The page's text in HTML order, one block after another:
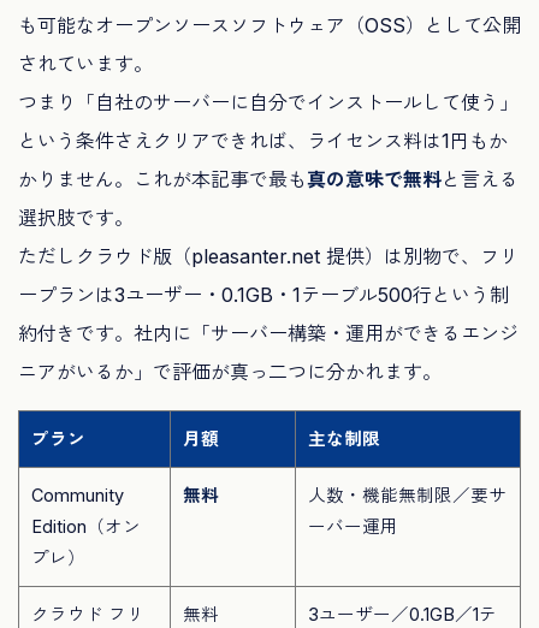
も可能なオープンソースソフトウェア（OSS）として公開
されています。
つまり「自社のサーバーに自分でインストールして使う」
という条件さえクリアできれば、ライセンス料は1円もか
かりません。これが本記事で最も真の意味で無料と言える
選択肢です。
ただしクラウド版（pleasanter.net 提供）は別物で、フリ
ープランは3ユーザー・0.1GB・1テーブル500行という制
約付きです。社内に「サーバー構築・運用ができるエンジ
ニアがいるか」で評価が真っ二つに分かれます。
プラン 月額 主な制限
Community
Edition（オン
プレ）
無料
人数・機能無制限／要サ
ーバー運用
クラウド フリ
無料
3ユーザー／0.1GB／1テ